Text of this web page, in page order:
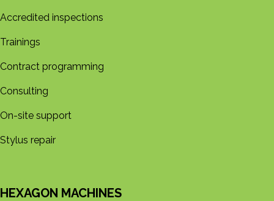
Accredited inspections
Trainings
Contract programming
Consulting
On-site support
Stylus repair
HEXAGON MACHINES